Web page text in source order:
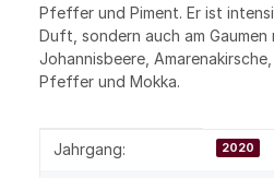
Pfeffer und Piment. Er ist
Duft, sondern auch am Gaumen
Johannisbeere,
Pfeffer und Mokka.
Produkteigenschaft
Wert
Jahrgang: 2020